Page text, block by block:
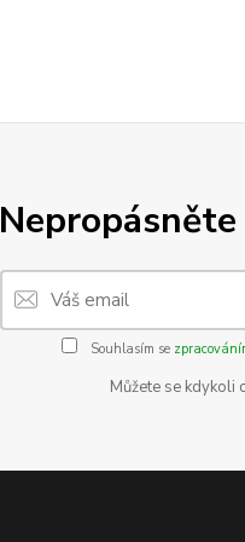
Souhlasím se
Můžete se kdykoli